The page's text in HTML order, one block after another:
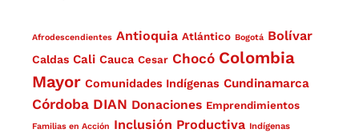
Afrodescendientes Antioquia Atlántico Bogotá Bolívar
Caldas Cali Cauca Cesar Chocó Colombia
Mayor Comunidades Indígenas Cundinamarca
Córdoba DIAN Donaciones Emprendimientos
Familias en Acción Inclusión Productiva Indígenas